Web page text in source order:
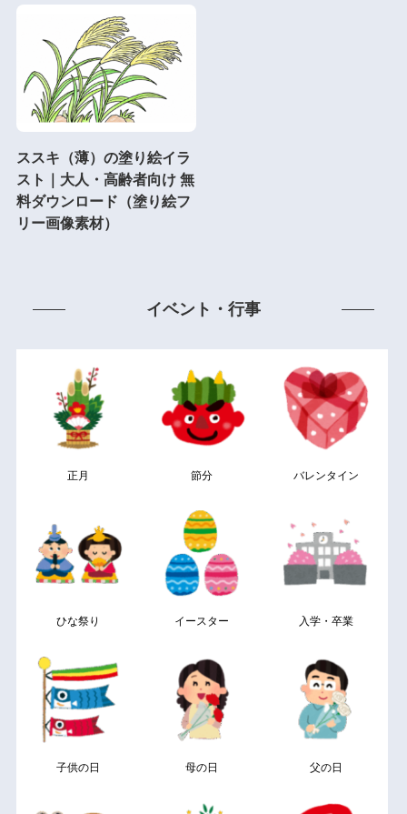
ススキ（薄）の塗り絵イラ
スト｜大人・高齢者向け 無
料ダウンロード（塗り絵フ
リー画像素材）
イベント・行事
正月 節分 バレンタイン
ひな祭り イースター 入学・卒業
子供の日 母の日 父の日